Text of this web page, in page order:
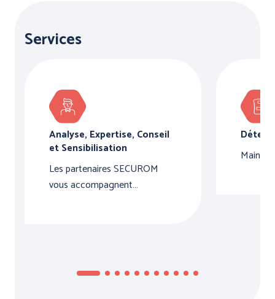
ERGONOMIE et AIDE AU
TRAVAIL
Services
Analyse, Expertise, Conseil
et Sensibilisation
Les partenaires SECUROM
vous accompagnent…